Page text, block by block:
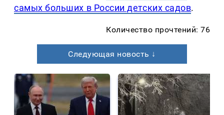
самых больших в России детских садов.
Количество прочтений: 76
Следующая новость ↓